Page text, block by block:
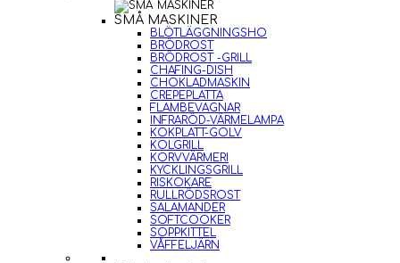
SMÅ MASKINER
BLÖTLÄGGNINGSHO
BRÖDROST
BRÖDROST -GRILL
CHAFING-DISH
CHOKLADMASKIN
CREPEPLATTA
FLAMBEVAGNAR
INFRARÖD-VÄRMELAMPA
KOKPLATT-GOLV
KOLGRILL
KORVVÄRMERI
KYCKLINGSGRILL
RISKOKARE
RULLRÖDSROST
SALAMANDER
SOFTCOOKER
SOPPKITTEL
VÅFFELJÄRN